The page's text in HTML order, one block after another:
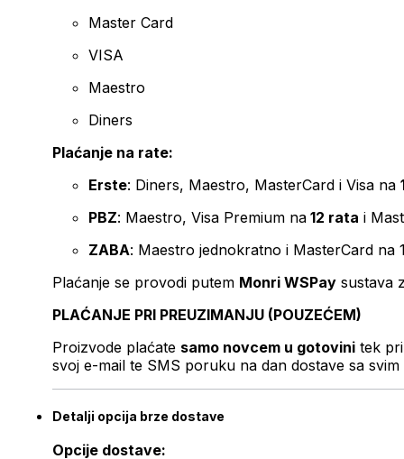
Master Card
VISA
Maestro
Diners
Plaćanje na rate:
Erste: Diners, Maestro, MasterCard i Visa na
PBZ: Maestro, Visa Premium na 12 rata i
ZABA: Maestro jednokratno i MasterCard na
Plaćanje se provodi putem Monri WSPay sustava
PLAĆANJE PRI PREUZIMANJU (POUZEĆEM)
Proizvode plaćate samo novcem u gotovini tek
svoj e-mail te SMS poruku na dan dostave sa svim
Detalji opcija brze dostave
Opcije dostave: